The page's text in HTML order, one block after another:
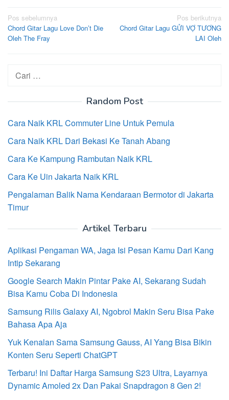
Navigasi
pos
Pos sebelumnya
Chord Gitar Lagu Love Don’t Die
Oleh The Fray
Pos berikutnya
Chord Gitar Lagu GỬI VỢ TƯƠNG
LAI Oleh
Cari
untuk:
Random Post
Cara Naik KRL Commuter Line Untuk Pemula
Cara Naik KRL Dari Bekasi Ke Tanah Abang
Cara Ke Kampung Rambutan Naik KRL
Cara Ke Uin Jakarta Naik KRL
Pengalaman Balik Nama Kendaraan Bermotor di Jakarta
Timur
Artikel Terbaru
Aplikasi Pengaman WA, Jaga Isi Pesan Kamu Dari Kang
Intip Sekarang
Google Search Makin Pintar Pake AI, Sekarang Sudah
Bisa Kamu Coba Di Indonesia
Samsung Rilis Galaxy AI, Ngobrol Makin Seru Bisa Pake
Bahasa Apa Aja
Yuk Kenalan Sama Samsung Gauss, AI Yang Bisa Bikin
Konten Seru Seperti ChatGPT
Terbaru! Ini Daftar Harga Samsung S23 Ultra, Layarnya
Dynamic Amoled 2x Dan Pakai Snapdragon 8 Gen 2!